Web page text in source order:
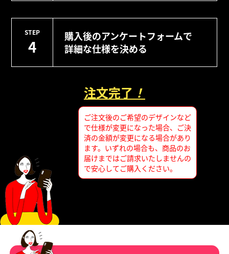
STEP
4
購入後のアンケートフォームで
詳細な仕様を決める
注文完了 ！
ご注文後のご希望のデザインなど
で仕様が変更になった場合、ご決
済の金額が変更になる場合があり
ます。いずれの場合も、商品のお
届けまではご請求いたしませんの
で安心してご購入ください。